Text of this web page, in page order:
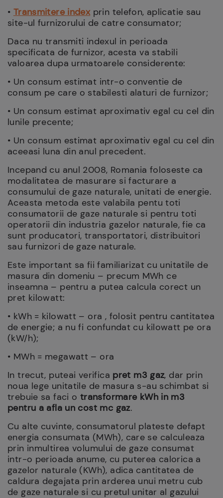
• Transmitere indexprin telefon, aplicatie sau
site-ul furnizorului de catre consumator;
Daca nu transmiti indexul in perioada
specificata de furnizor, acesta va stabili
valoarea dupa urmatoarele considerente:
• Un consum estimat intr-o conventie de
consum pe care o stabilesti alaturi de furnizor;
• Un consum estimat aproximativ egal cu cel din
lunile precente;
• Un consum estimat aproximativ egal cu cel din
aceeasi luna din anul precedent.
Incepand cu anul 2008, Romania foloseste ca
modalitatea de masurare si facturare a
consumului de gaze naturale, unitati de energie.
Aceasta metoda este valabila pentu toti
consumatorii de gaze naturale si pentru toti
operatorii din industria gazelor naturale, fie ca
sunt producatori, transportatori, distribuitori
sau furnizori de gaze naturale.
Este important sa fii familiarizat cu unitatile de
masura din domeniu – precum MWh ce
inseamna – pentru a putea calcula corect un
pret kilowatt:
• kWh = kilowatt – ora , folosit pentru cantitatea
de energie; a nu fi confundat cu kilowatt pe ora
(kW/h);
• MWh = megawatt – ora
In trecut, puteai verifica pret m3 gaz, dar prin
noua lege unitatile de masura s-au schimbat si
trebuie sa faci o transformare kWh in m3
pentru a afla un cost mc gaz.
Cu alte cuvinte, consumatorul plateste defapt
energia consumata (MWh), care se calculeaza
prin inmultirea volumului de gaze consumat
intr-o perioada anume, cu puterea calorica a
gazelor naturale (KWh), adica cantitatea de
caldura degajata prin arderea unui metru cub
de gaze naturale si cu pretul unitar al gazului